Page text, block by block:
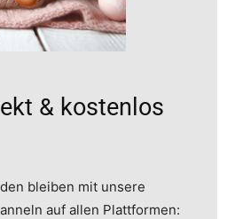
& kostenlos
bleiben mit unsere
auf allen Plattformen: